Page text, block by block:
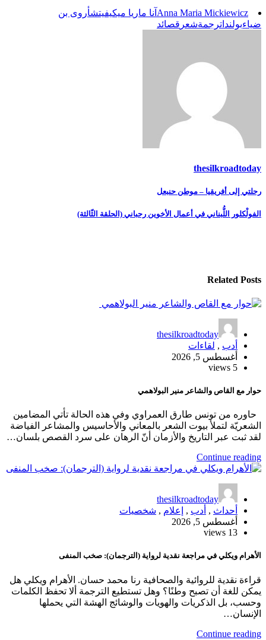
Anna Maria Mickiewicz آنا ماريا ميكيفيتشأروى بن
ضياءبولندا ترجمةشعر قصائد
thesilkroadtoday
تصفّح
المقالات
رحلتي إلى أفريقيا – موطن حنبعل
الفولْكلور اللُّبناني في أعمال الأخوين رحباني (الحلقة الثّالثة)
Related Posts
thesilkroadtoday
أدب , لقاءات
أغسطس 5, 2026
5 views
حوار مع القاص والشاعر منير البولاهمي
حاوره من تونس طارق العمراوي وفي هذه الحالة تأتي المضامين
الشعريّة لتملأ بيوت الشعر بالمعاني والأحاسيس والمشاعر الفياضة
لقد ثبت عبر التاريخ والأزمان أنّ الرهان على سرد القصص بلسان…
Continue reading
thesilkroadtoday
أحداث , أدب , إعلام , شخصيات
أغسطس 5, 2026
13 views
الأهرام ويكلي في مراجعة نقدية لرواية (الترجمان): صخب المنفى
قراءة نقدية للروائية والصحافية رنا محمد حسان. الأهرام ويكلي هل
يمكن للغة أن تصبح وطنًا؟ وهل تستطيع الترجمة ألا تحفظ الكلمات
وحسب، بل الذكريات والهويات والوشائج الهشة التي يحملها
الإنسان…
Continue reading